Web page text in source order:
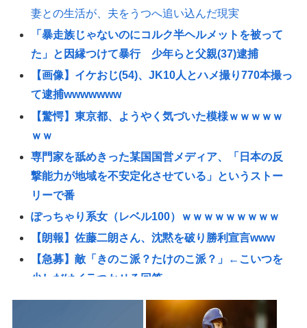
妻との生活が、夫をうつへ追い込んだ現実
「暴走族じゃないのにコルク半ヘルメットを被って
た」と因縁つけて暴行 少年らと父親(37)逮捕
【画像】イケおじ(54)、JK10人とハメ撮り770本撮っ
て逮捕wwwwwww
【驚愕】東京都、ようやく気づいた模様ｗｗｗｗｗ
ｗｗ
専門家を舐めきった某国国営メディア、「日本の反
撃能力が地域を不安定化させている」というストー
リーで番
ぽっちゃり系女（レベル100）ｗｗｗｗｗｗｗｗｗ
【朗報】佐藤二朗さん、沈黙を破り勝利宣言www
【急募】敵「きのこ派？たけのこ派？」←こいつを
少しだけイラつかせる回答
X「アスペの検査した結果www」
【悲報】お前らが唯一メイドイン韓国で認めてるも